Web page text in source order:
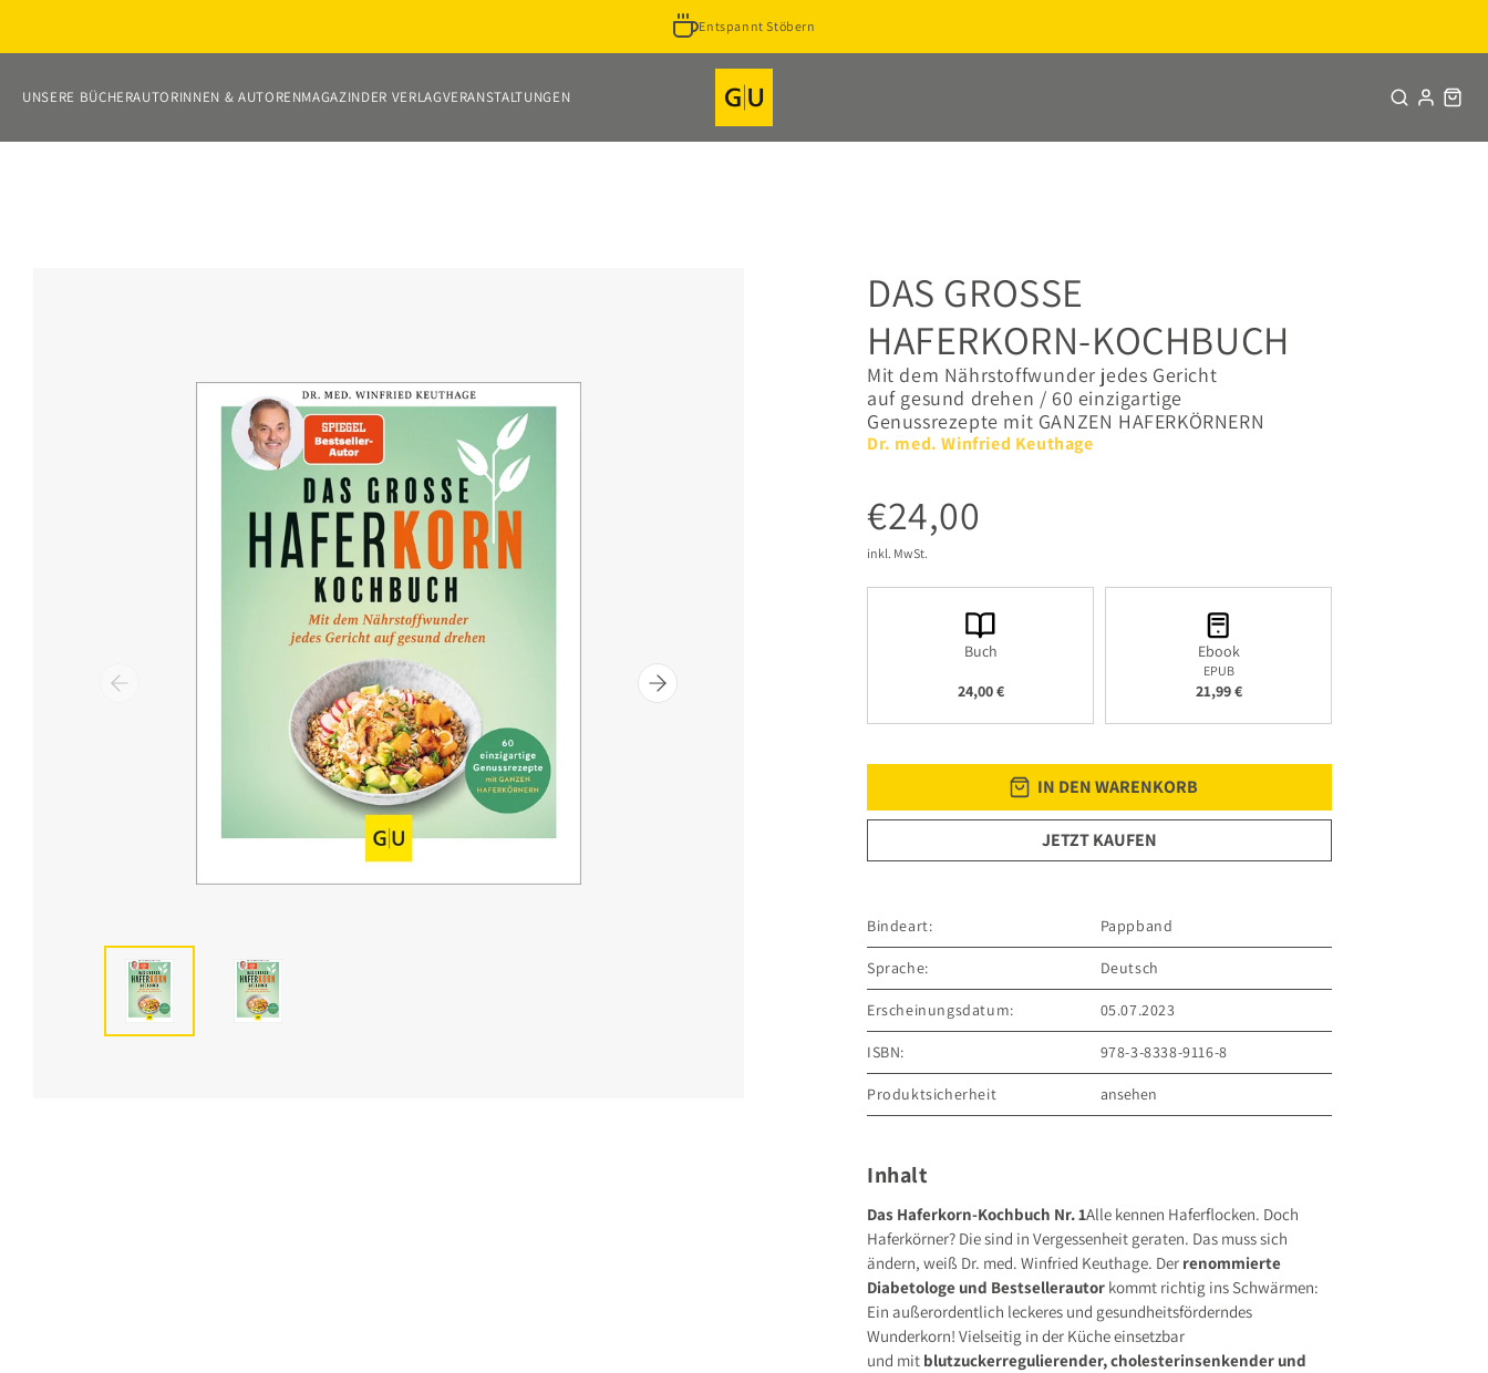
Entspannt Stöbern
UNSERE BÜCHERAUTORINNEN & AUTORENMAGAZINDER VERLAGVERANSTALTUNGEN
DAS GROSSE
HAFERKORN-KOCHBUCH
Mit dem Nährstoffwunder jedes Gericht
auf gesund drehen / 60 einzigartige
Genussrezepte mit GANZEN HAFERKÖRNERN
Dr. med. Winfried Keuthage
€24,00
inkl. MwSt.
Buch
24,00 €
Ebook
EPUB
21,99 €
IN DEN WARENKORB
JETZT KAUFEN
Bindeart: Pappband
Sprache: Deutsch
Erscheinungsdatum: 05.07.2023
ISBN: 978-3-8338-9116-8
Produktsicherheit
ansehen
81675 München
Deutschland
Sicherheitshinweis entsprechend Art. 9 Abs. 7 S. 2 derGPSR
entbehrlich
Inhalt
Das Haferkorn-Kochbuch Nr. 1Alle kennen Haferflocken. Doch
Haferkörner? Die sind in Vergessenheit geraten. Das muss sich
ändern, weiß Dr. med. Winfried Keuthage. Der renommierte
Diabetologe und Bestsellerautor kommt richtig ins Schwärmen:
Ein außerordentlich leckeres und gesundheitsförderndes
Wunderkorn! Vielseitig in der Küche einsetzbar
und mit blutzuckerregulierender, cholesterinsenkender und